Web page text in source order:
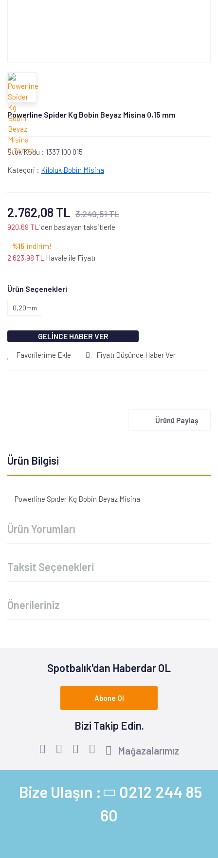
Powerline Spider Kg Bobin Beyaz Misina 0,15 mm
Stok Kodu : 1337 100 015
Kategori : Kiloluk Bobin Misina
2.762,08 TL 3.249,51 TL
920,69 TL ' den başlayan taksitlerle
%15 indirim!
2.623,98 TL
Havale ile Fiyatı
Ürün Seçenekleri
0,20mm
GELİNCE HABER VER
Favorilerime Ekle Fiyatı Düşünce Haber Ver
Ürünü Paylaş
Ürün Bilgisi
Powerline Spıder Kg Bobin Beyaz Misina
Ürün Yorumları
Taksit Seçenekleri
Önerileriniz
Spotbalık'dan Haberdar OL
Abone Ol
Bizi Takip Edin.
Mağazalarımız
Bize Ulaşın : 0212 244 85
60